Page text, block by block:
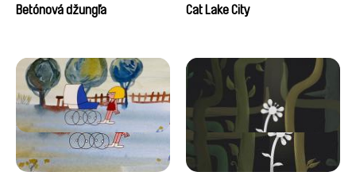
Betónová džungľa
Cat Lake City